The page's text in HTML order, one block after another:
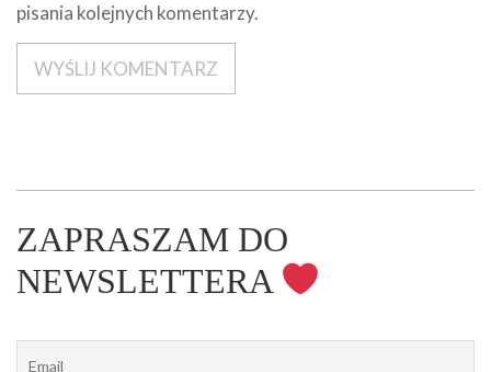
pisania kolejnych komentarzy.
ZAPRASZAM DO
NEWSLETTERA